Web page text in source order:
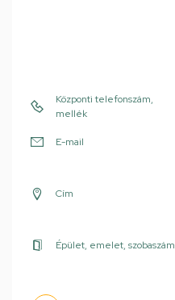
Központi telefonszám,
mellék
E-mail
Cím
Épület, emelet, szobaszám